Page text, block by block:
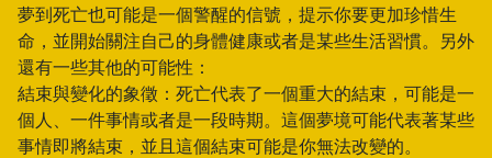
夢到死亡也可能是一個警醒的信號，提示你要更加珍惜生
命，並開始關注自己的身體健康或者是某些生活習慣。另外
還有一些其他的可能性：
結束與變化的象徵：死亡代表了一個重大的結束，可能是一
個人、一件事情或者是一段時期。這個夢境可能代表著某些
事情即將結束，並且這個結束可能是你無法改變的。